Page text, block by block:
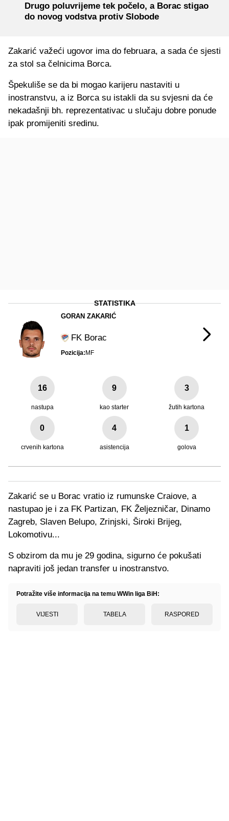
Drugo poluvrijeme tek počelo, a Borac stigao
do novog vodstva protiv Slobode
Zakarić važeći ugovor ima do februara, a sada će sjesti
za stol sa čelnicima Borca.
Špekuliše se da bi mogao karijeru nastaviti u
inostranstvu, a iz Borca su istakli da su svjesni da će
nekadašnji bh. reprezentativac u slučaju dobre ponude
ipak promijeniti sredinu.
GORAN ZAKARIĆ
FK Borac
Pozicija: MF
STATISTIKA
16
nastupa
9
kao starter
3
žutih kartona
0
crvenih kartona
4
asistencija
1
golova
Zakarić se u Borac vratio iz rumunske Craiove, a
nastupao je i za FK Partizan, FK Željezničar, Dinamo
Zagreb, Slaven Belupo, Zrinjski, Široki Brijeg,
Lokomotivu...
S obzirom da mu je 29 godina, sigurno će pokušati
napraviti još jedan transfer u inostranstvo.
Potražite više informacija na temu WWin liga BiH:
VIJESTI TABELA RASPORED